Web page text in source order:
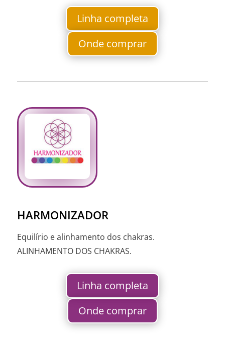
Linha completa
Onde comprar
HARMONIZADOR
Equilírio e alinhamento dos chakras.
ALINHAMENTO DOS CHAKRAS.
Linha completa
Onde comprar